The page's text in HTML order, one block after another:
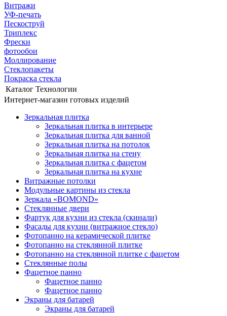
Витражи
УФ-печать
Пескоструй
Триплекс
Фрески
фотообои
Моллирование
Стеклопакеты
Покраска стекла
Каталог Технологии
Интернет-магазин готовых изделий
Зеркальная плитка
Зеркальная плитка в интерьере
Зеркальная плитка для ванной
Зеркальная плитка на потолок
Зеркальная плитка на стену
Зеркальная плитка с фацетом
Зеркальная плитка на кухне
Витражные потолки
Модульные картины из стекла
Зеркала «BOMOND»
Стеклянные двери
Фартук для кухни из стекла (скинали)
Фасады для кухни (витражное стекло)
Фотопанно на керамической плитке
Фотопанно на стеклянной плитке
Фотопанно на стеклянной плитке с фацетом
Стеклянные полы
Фацетное панно
Фацетное панно
Фацетное панно
Экраны для батарей
Экраны для батарей